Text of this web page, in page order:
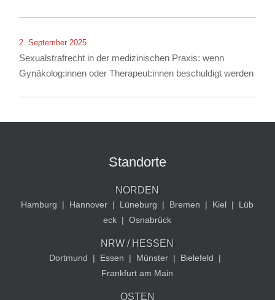
2. September 2025
Sexualstrafrecht in der medizinischen Praxis: wenn
Gynäkolog:innen oder Therapeut:innen beschuldigt werden
Standorte
NORDEN
Hamburg | Hannover | Lüneburg | Bremen | Kiel |
Lüb
eck | Osnabrück
NRW / HESSEN
Dortmund | Essen | Münster | Bielefeld
|
Frankfurt am Main
OSTEN